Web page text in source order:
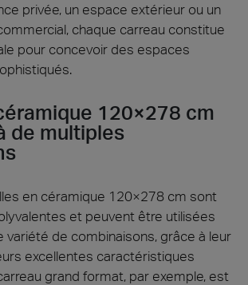
privée, un espace extérieur ou un
chaque carreau constitue
pour concevoir des espaces
120×278 cm
de multiples
en céramique 120×278 cm sont
et peuvent être utilisées
variété de combinaisons, grâce à leur
excellentes caractéristiques
grand format, par exemple, est